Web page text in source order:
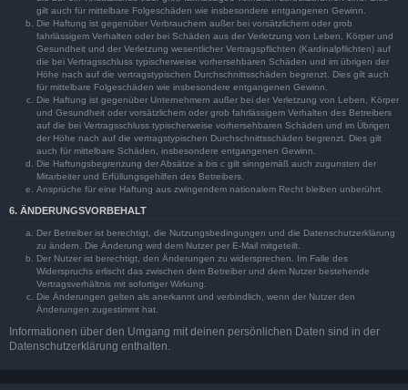
gilt auch für mittelbare Folgeschäden wie insbesondere entgangenen Gewinn.
Die Haftung ist gegenüber Verbrauchern außer bei vorsätzlichem oder grob
fahrlässigem Verhalten oder bei Schäden aus der Verletzung von Leben, Körper und
Gesundheit und der Verletzung wesentlicher Vertragspflichten (Kardinalpflichten) auf
die bei Vertragsschluss typischerweise vorhersehbaren Schäden und im übrigen der
Höhe nach auf die vertragstypischen Durchschnittsschäden begrenzt. Dies gilt auch
für mittelbare Folgeschäden wie insbesondere entgangenen Gewinn.
Die Haftung ist gegenüber Unternehmern außer bei der Verletzung von Leben, Körper
und Gesundheit oder vorsätzlichem oder grob fahrlässigem Verhalten des Betreibers
auf die bei Vertragsschluss typischerweise vorhersehbaren Schäden und im Übrigen
der Höhe nach auf die vertragstypischen Durchschnittsschäden begrenzt. Dies gilt
auch für mittelbare Schäden, insbesondere entgangenen Gewinn.
Die Haftungsbegrenzung der Absätze a bis c gilt sinngemäß auch zugunsten der
Mitarbeiter und Erfüllungsgehilfen des Betreibers.
Ansprüche für eine Haftung aus zwingendem nationalem Recht bleiben unberührt.
6. ÄNDERUNGSVORBEHALT
Der Betreiber ist berechtigt, die Nutzungsbedingungen und die Datenschutzerklärung
zu ändern. Die Änderung wird dem Nutzer per E-Mail mitgeteilt.
Der Nutzer ist berechtigt, den Änderungen zu widersprechen. Im Falle des
Widerspruchs erlischt das zwischen dem Betreiber und dem Nutzer bestehende
Vertragsverhältnis mit sofortiger Wirkung.
Die Änderungen gelten als anerkannt und verbindlich, wenn der Nutzer den
Änderungen zugestimmt hat.
Informationen über den Umgang mit deinen persönlichen Daten sind in der
Datenschutzerklärung enthalten.